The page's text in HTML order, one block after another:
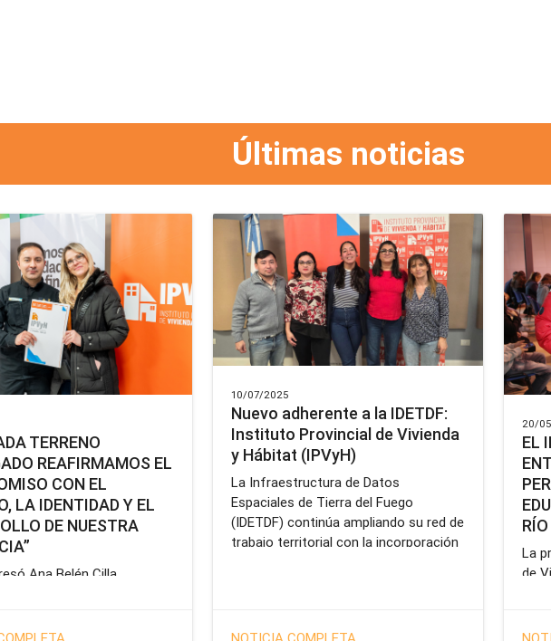
Últimas noticias
TERRENO
REAFIRMAMOS EL
CON EL
LA IDENTIDAD Y EL
DE NUESTRA
Ana Belén Cilla,
trabajo del organismo en el
10/07/2025
Nuevo adherente a la IDETDF:
Instituto Provincial de Vivienda
y Hábitat (IPVyH)
La Infraestructura de Datos
Espaciales de Tierra del Fuego
(IDETDF) continúa ampliando su red de
trabajo territorial con la incorporación
20/
EL
La
de